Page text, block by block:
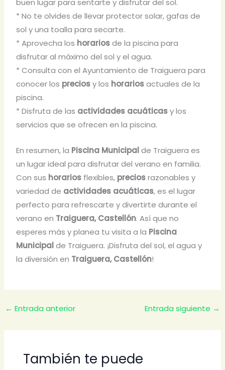
buen lugar para sentarte y disfrutar del sol.
* No te olvides de llevar protector solar, gafas de
sol y una toalla para secarte.
* Aprovecha los horariosde la piscina para
disfrutar al máximo del sol y el agua.
* Consulta con el Ayuntamiento de Traiguera para
conocer los preciosy los horariosactuales de la
piscina.
* Disfruta de las actividades acuáticasy los
servicios que se ofrecen en la piscina.
En resumen, la Piscina Municipalde Traiguera es
un lugar ideal para disfrutar del verano en familia.
Con sus horarios flexibles, preciosrazonables y
variedad de actividades acuáticas, es el lugar
perfecto para refrescarte y divertirte durante el
verano en Traiguera, Castellón. Así que no
esperes más y planea tu visita a la Piscina
Municipalde Traiguera. ¡Disfruta del sol, el agua y
la diversión en Traiguera, Castellón!
← Entrada anterior Entrada siguiente →
También te puede